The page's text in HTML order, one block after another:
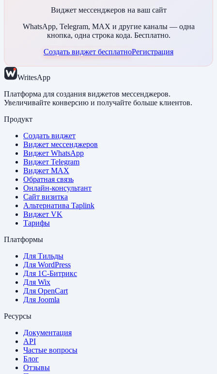
Виджет мессенджеров на ваш сайт
WhatsApp, Telegram, MAX и другие каналы — одна
кнопка, одна строка кода. Бесплатно.
Создать виджет бесплатноРегистрация
WritesApp
Платформа для создания виджетов мессенджеров.
Увеличивайте конверсию и получайте больше клиентов.
Продукт
Создать виджет
Виджет мессенджеров
Виджет WhatsApp
Виджет Telegram
Виджет MAX
Обратная связь
Онлайн-консультант
Сайт визитка
Альтернатива Taplink
Виджет VK
Тарифы
Платформы
Для Тильды
Для WordPress
Для 1С-Битрикс
Для Wix
Для OpenCart
Для Joomla
Ресурсы
Документация
API
Частые вопросы
Блог
Отзывы